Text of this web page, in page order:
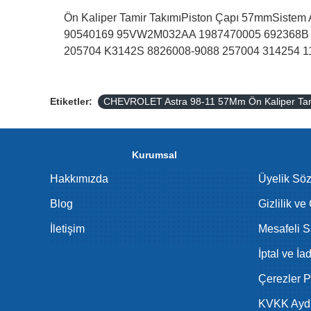
Ön Kaliper Tamir TakımıPiston Çapı
90540169 95VW2M032AA 1987470005
205704 K3142S 8826008-9088 257004 314254
Etiketler: CHEVROLET Astra 98-11 57Mm Ön Kaliper
Kurumsal
Hakkımızda
Blog
İletişim
Üyelik
Gizlilik ve
Mesafeli
İptal ve
Çerezler
KVKK